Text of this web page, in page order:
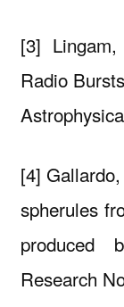
[3]
Radio
[4]
spherules
produced
Research